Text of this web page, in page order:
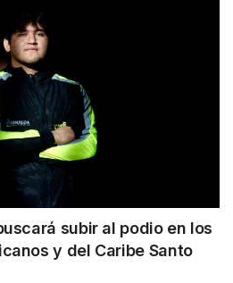
subir al podio en los
y del Caribe Santo